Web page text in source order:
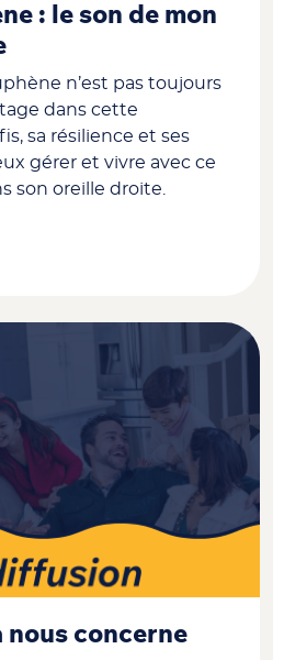
: le son de mon
n’est pas toujours
dans cette
sa résilience et ses
gérer et vivre avec ce
son oreille droite.
nous concerne